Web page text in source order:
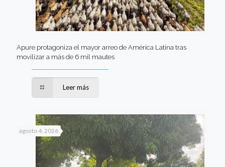
Apure protagoniza el mayor arreo de América Latina tras
movilizar a más de 6 mil mautes
Leer más
agosto 4, 2026